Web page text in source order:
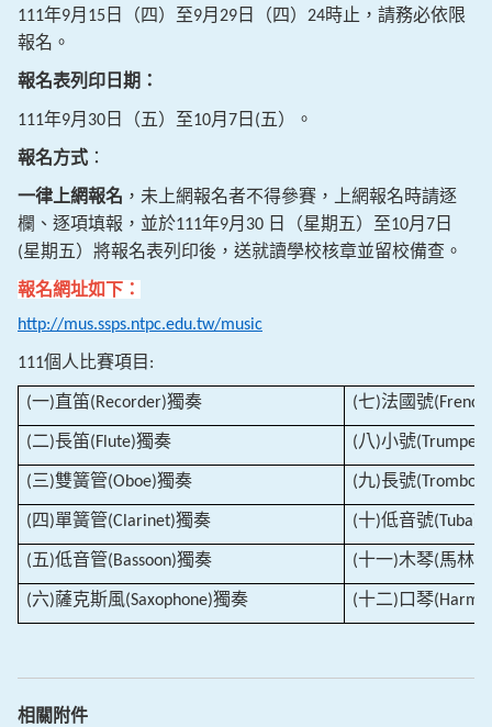
111年9月 15 日（四）至9月 29 日（四） 24時止，請務必依限
報名。
報名表列印日期：
111年9月 30 日（五）至10月 7 日 (五）。
報名方式 ：
一律上網報名 ，未上網報名者不得參賽，上網報名時請逐
欄、逐項填報，並於111年9月 30 日（星期五）至10月 7 日
(星期五）將報名表列印後，送就讀學校核章並留校備查。
報名網址如下：
http://mus.ssps.ntpc.edu.tw/music
111個人比賽項目 :
(一)直笛(Recorder)獨奏 (七)法國號
(二)長笛(Flute)獨奏 (八)小號(Trumpet)
(三)雙簧管(Oboe)獨奏 (九)長號
(四)單簧管(Clarinet)獨奏 (十)低音號(Tuba)
(五)低音管(Bassoon)獨奏 (十一)木琴(馬林巴
(六)薩克斯風(Saxophone)獨奏 (十二) 口琴
相關附件